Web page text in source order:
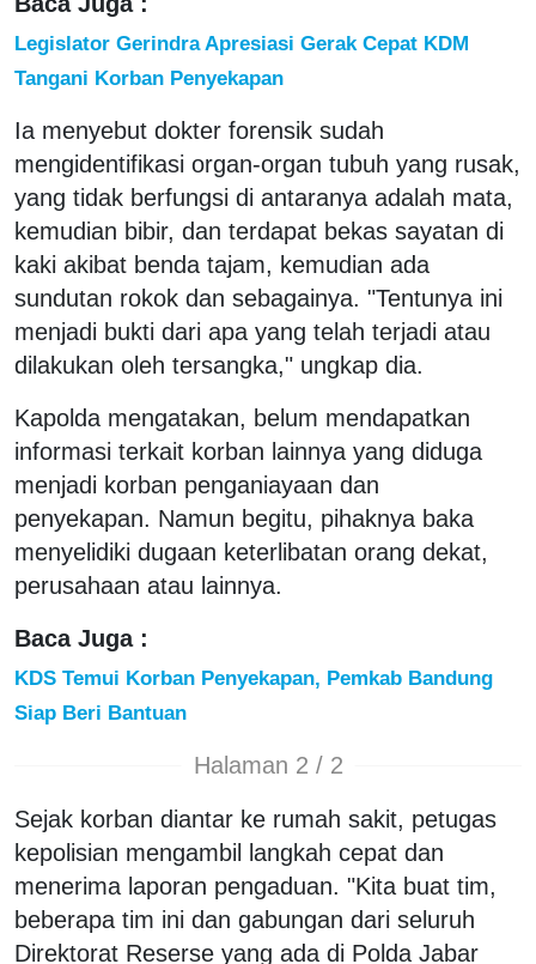
Legislator Gerindra Apresiasi Gerak Cepat KDM
Tangani Korban Penyekapan
Ia menyebut dokter forensik sudah
mengidentifikasi organ-organ tubuh yang rusak,
yang tidak berfungsi di antaranya adalah mata,
kemudian bibir, dan terdapat bekas sayatan di
kaki akibat benda tajam, kemudian ada
sundutan rokok dan sebagainya. "Tentunya ini
menjadi bukti dari apa yang telah terjadi atau
dilakukan oleh tersangka," ungkap dia.
Kapolda mengatakan, belum mendapatkan
informasi terkait korban lainnya yang diduga
menjadi korban penganiayaan dan
penyekapan. Namun begitu, pihaknya baka
menyelidiki dugaan keterlibatan orang dekat,
perusahaan atau lainnya.
Baca Juga :
KDS Temui Korban Penyekapan, Pemkab Bandung
Siap Beri Bantuan
Halaman 2 / 2
Sejak korban diantar ke rumah sakit, petugas
kepolisian mengambil langkah cepat dan
menerima laporan pengaduan. "Kita buat tim,
beberapa tim ini dan gabungan dari seluruh
Direktorat Reserse yang ada di Polda Jabar